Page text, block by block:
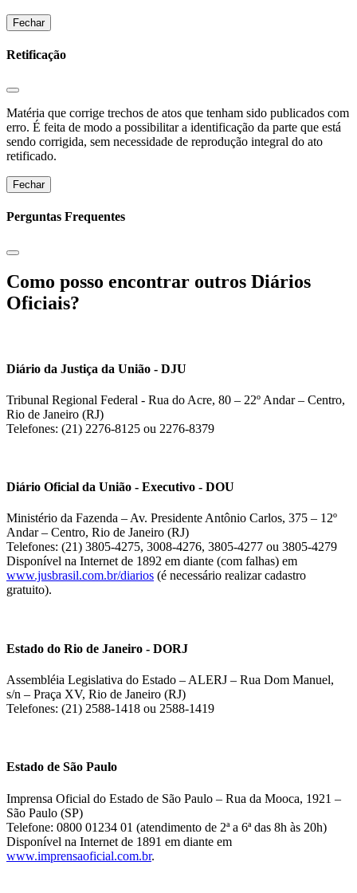
Fechar
Retificação
Matéria que corrige trechos de atos que tenham sido publicados com
erro. É feita de modo a possibilitar a identificação da parte que está
sendo corrigida, sem necessidade de reprodução integral do ato
retificado.
Fechar
Perguntas Frequentes
Como posso encontrar outros Diários
Oficiais?
Diário da Justiça da União - DJU
Tribunal Regional Federal - Rua do Acre, 80 – 22º Andar – Centro,
Rio de Janeiro (RJ)
Telefones: (21) 2276-8125 ou 2276-8379
Diário Oficial da União - Executivo - DOU
Ministério da Fazenda – Av. Presidente Antônio Carlos, 375 – 12º
Andar – Centro, Rio de Janeiro (RJ)
Telefones: (21) 3805-4275, 3008-4276, 3805-4277 ou 3805-4279
Disponível na Internet de 1892 em diante (com falhas) em
www.jusbrasil.com.br/diarios (é necessário realizar cadastro
gratuito).
Estado do Rio de Janeiro - DORJ
Assembléia Legislativa do Estado – ALERJ – Rua Dom Manuel,
s/n – Praça XV, Rio de Janeiro (RJ)
Telefones: (21) 2588-1418 ou 2588-1419
Estado de São Paulo
Imprensa Oficial do Estado de São Paulo – Rua da Mooca, 1921 –
São Paulo (SP)
Telefone: 0800 01234 01 (atendimento de 2ª a 6ª das 8h às 20h)
Disponível na Internet de 1891 em diante em
www.imprensaoficial.com.br.